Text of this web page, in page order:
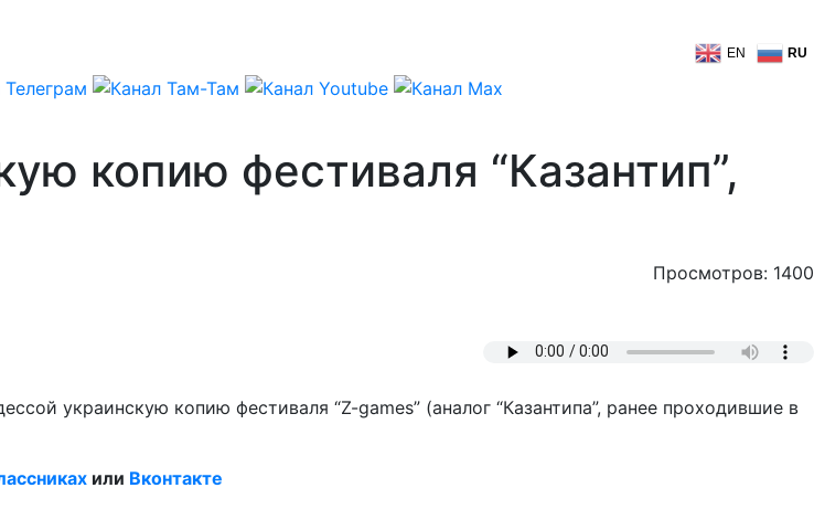
EN RU
копию фестиваля “Казантип”,
Просмотров: 1400
украинскую копию фестиваля “Z-games” (аналог “Казантипа”, ранее проходившие в
или Вконтакте